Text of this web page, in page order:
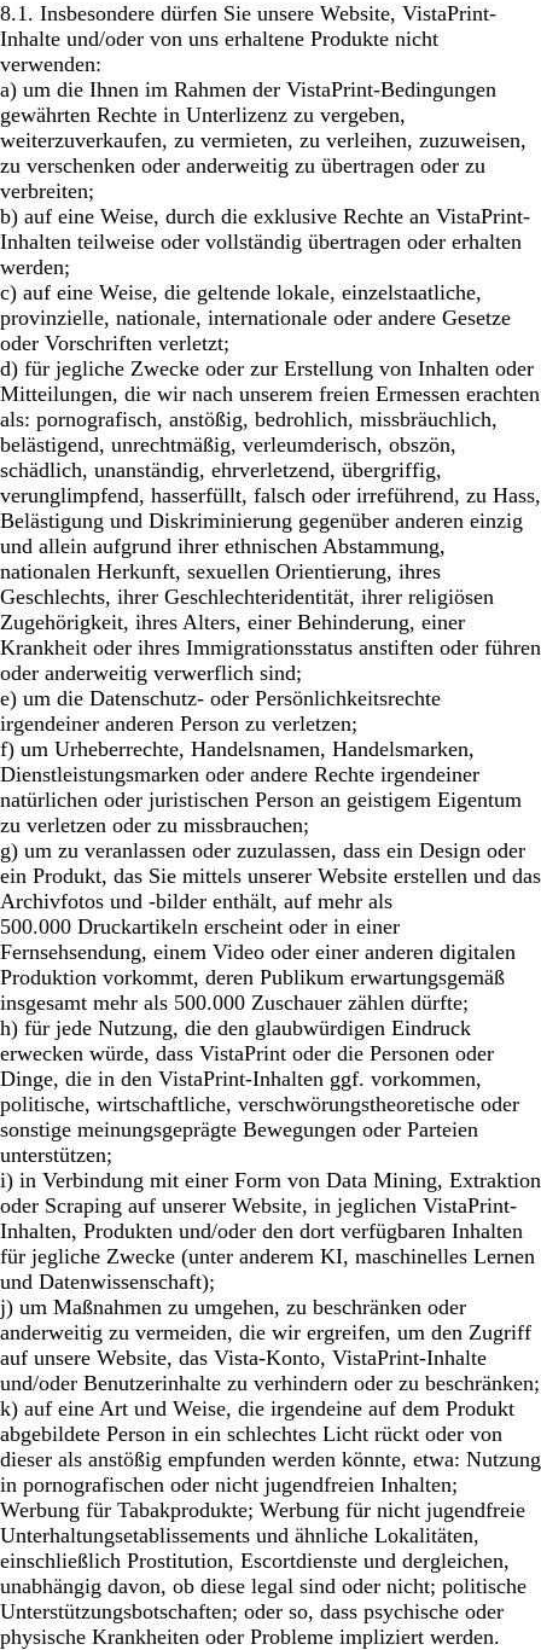
8.1. Insbesondere dürfen Sie unsere Website, VistaPrint-
Inhalte und/oder von uns erhaltene Produkte nicht
verwenden:
a) um die Ihnen im Rahmen der VistaPrint-Bedingungen
gewährten Rechte in Unterlizenz zu vergeben,
weiterzuverkaufen, zu vermieten, zu verleihen, zuzuweisen,
zu verschenken oder anderweitig zu übertragen oder zu
verbreiten;
b) auf eine Weise, durch die exklusive Rechte an VistaPrint-
Inhalten teilweise oder vollständig übertragen oder erhalten
werden;
c) auf eine Weise, die geltende lokale, einzelstaatliche,
provinzielle, nationale, internationale oder andere Gesetze
oder Vorschriften verletzt;
d) für jegliche Zwecke oder zur Erstellung von Inhalten oder
Mitteilungen, die wir nach unserem freien Ermessen erachten
als: pornografisch, anstößig, bedrohlich, missbräuchlich,
belästigend, unrechtmäßig, verleumderisch, obszön,
schädlich, unanständig, ehrverletzend, übergriffig,
verunglimpfend, hasserfüllt, falsch oder irreführend, zu Hass,
Belästigung und Diskriminierung gegenüber anderen einzig
und allein aufgrund ihrer ethnischen Abstammung,
nationalen Herkunft, sexuellen Orientierung, ihres
Geschlechts, ihrer Geschlechteridentität, ihrer religiösen
Zugehörigkeit, ihres Alters, einer Behinderung, einer
Krankheit oder ihres Immigrationsstatus anstiften oder führen
oder anderweitig verwerflich sind;
e) um die Datenschutz- oder Persönlichkeitsrechte
irgendeiner anderen Person zu verletzen;
f) um Urheberrechte, Handelsnamen, Handelsmarken,
Dienstleistungsmarken oder andere Rechte irgendeiner
natürlichen oder juristischen Person an geistigem Eigentum
zu verletzen oder zu missbrauchen;
g) um zu veranlassen oder zuzulassen, dass ein Design oder
ein Produkt, das Sie mittels unserer Website erstellen und das
Archivfotos und -bilder enthält, auf mehr als
500.000 Druckartikeln erscheint oder in einer
Fernsehsendung, einem Video oder einer anderen digitalen
Produktion vorkommt, deren Publikum erwartungsgemäß
insgesamt mehr als 500.000 Zuschauer zählen dürfte;
h) für jede Nutzung, die den glaubwürdigen Eindruck
erwecken würde, dass VistaPrint oder die Personen oder
Dinge, die in den VistaPrint-Inhalten ggf. vorkommen,
politische, wirtschaftliche, verschwörungstheoretische oder
sonstige meinungsgeprägte Bewegungen oder Parteien
unterstützen;
i) in Verbindung mit einer Form von Data Mining, Extraktion
oder Scraping auf unserer Website, in jeglichen VistaPrint-
Inhalten, Produkten und/oder den dort verfügbaren Inhalten
für jegliche Zwecke (unter anderem KI, maschinelles Lernen
und Datenwissenschaft);
j) um Maßnahmen zu umgehen, zu beschränken oder
anderweitig zu vermeiden, die wir ergreifen, um den Zugriff
auf unsere Website, das Vista-Konto, VistaPrint-Inhalte
und/oder Benutzerinhalte zu verhindern oder zu beschränken;
k) auf eine Art und Weise, die irgendeine auf dem Produkt
abgebildete Person in ein schlechtes Licht rückt oder von
dieser als anstößig empfunden werden könnte, etwa: Nutzung
in pornografischen oder nicht jugendfreien Inhalten;
Werbung für Tabakprodukte; Werbung für nicht jugendfreie
Unterhaltungsetablissements und ähnliche Lokalitäten,
einschließlich Prostitution, Escortdienste und dergleichen,
unabhängig davon, ob diese legal sind oder nicht; politische
Unterstützungsbotschaften; oder so, dass psychische oder
physische Krankheiten oder Probleme impliziert werden.